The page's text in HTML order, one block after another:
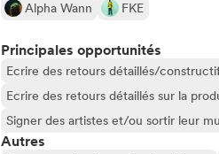
Alpha Wann
FKE
Principales opportunités
Ecrire des retours détaillés/
Ecrire des retours détaillés sur la
Signer des artistes et/ou sortir leur
Autres